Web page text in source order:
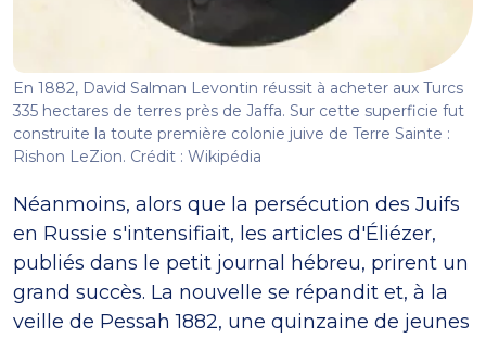
En 1882, David Salman Levontin réussit à acheter aux Turcs
335 hectares de terres près de Jaffa. Sur cette superficie fut
construite la toute première colonie juive de Terre Sainte :
Rishon LeZion. Crédit : Wikipédia
Néanmoins, alors que la persécution des Juifs
en Russie s'intensifiait, les articles d'Éliézer,
publiés dans le petit journal hébreu, prirent un
grand succès. La nouvelle se répandit et, à la
veille de Pessah 1882, une quinzaine de jeunes